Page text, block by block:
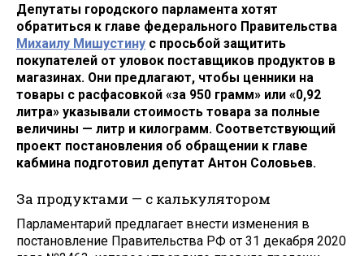
Депутаты городского парламента хотят
обратиться к главе федерального Правительства
Михаилу Мишустину с просьбой защитить
покупателей от уловок поставщиков продуктов в
магазинах. Они предлагают, чтобы ценники на
товары с расфасовкой «за 950 грамм» или «0,92
литра» указывали стоимость товара за полные
величины — литр и килограмм. Соответствующий
проект постановления об обращении к главе
кабмина подготовил депутат Антон Соловьев.
За продуктами — с калькулятором
Парламентарий предлагает внести изменения в
постановление Правительства РФ от 31 декабря 2020